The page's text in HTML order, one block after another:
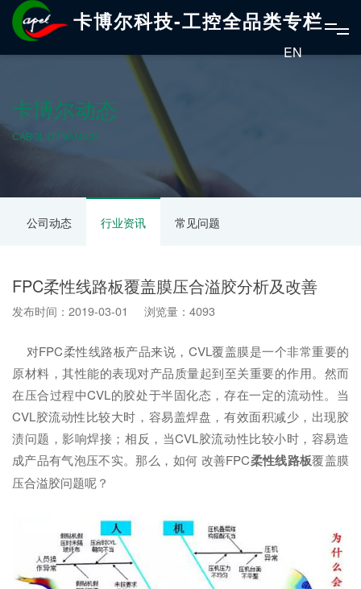
卡博尔科技-工控全品类专栏
EN
卡博尔动态
CABOL DYNAMICS
公司动态 行业资讯 常见问题
FPC柔性线路板覆盖膜压合溢胶分析及改善
发布时间：2019-03-01 浏览量：4093
对FPC柔性线路板产品来说，CVL覆盖膜是一个非常重要的
原材料，其性能的表现对产品质量起到至关重要的作用。然而
在压合过程中CVL的胶处于半固化态，存在一定的流动性。当
CVL胶流动性比较大时，容易盖焊盘，有效面积减少，出现胶
渍问题，影响焊接；相反，当CVL胶流动性比较小时，容易造
成产品有气泡压不实。那么，如何 改善FPC柔性线路板覆盖膜
压合溢胶问题呢？